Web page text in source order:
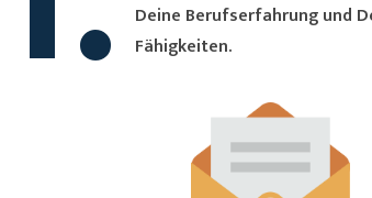
Deine Berufserfahrung und
Fähigkeiten.